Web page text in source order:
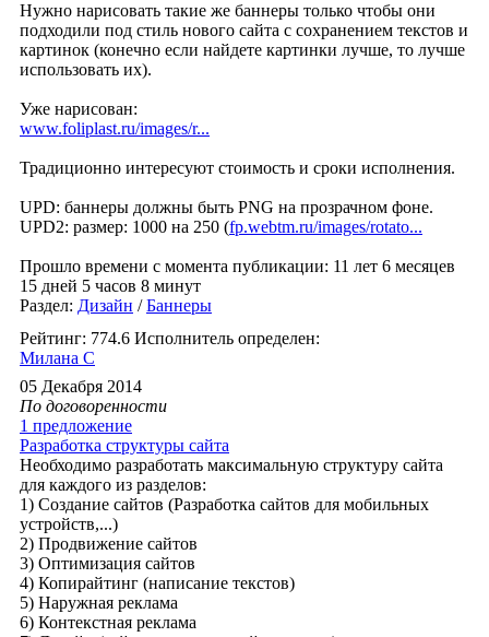
Нужно нарисовать такие же баннеры только чтобы они
подходили под стиль нового сайта с сохранением текстов и
картинок (конечно если найдете картинки лучше, то лучше
использовать их).
Уже нарисован:
www.foliplast.ru/images/r...
Традиционно интересуют стоимость и сроки исполнения.
UPD: баннеры должны быть PNG на прозрачном фоне.
UPD2: размер: 1000 на 250 (fp.webtm.ru/images/rotato...
Прошло времени с момента публикации: 11 лет 6 месяцев
15 дней 5 часов 8 минут
Раздел: Дизайн /Баннеры
Рейтинг: 774.6 Исполнитель определен:
Милана С
05 Декабря 2014
По договоренности
1 предложение
Разработка структуры сайта
Необходимо разработать максимальную структуру сайта
для каждого из разделов:
1) Создание сайтов (Разработка сайтов для мобильных
устройств,...)
2) Продвижение сайтов
3) Оптимизация сайтов
4) Копирайтинг (написание текстов)
5) Наружная реклама
6) Контекстная реклама